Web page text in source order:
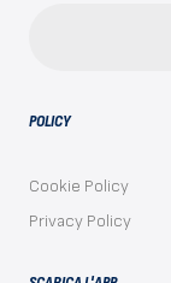
POLICY
Cookie Policy
Privacy Policy